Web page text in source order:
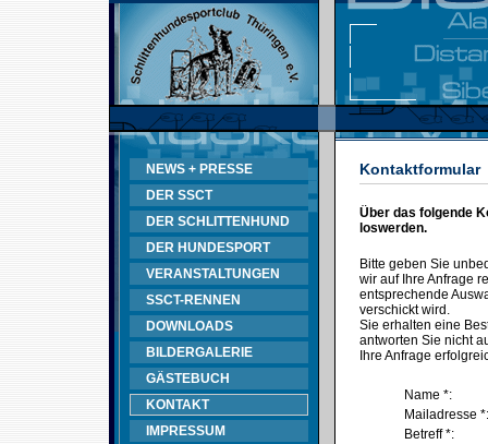
NEWS + PRESSE
DER SSCT
DER SCHLITTENHUND
DER HUNDESPORT
VERANSTALTUNGEN
SSCT-RENNEN
DOWNLOADS
BILDERGALERIE
GÄSTEBUCH
KONTAKT
IMPRESSUM
Kontaktformular
Über das folgende
loswerden.
Bitte geben Sie
wir auf Ihre Anfrage
entsprechende
verschickt wird.
Sie erhalten eine
antworten Sie nicht
Ihre Anfrage
Name *:
Mailadresse *:
Betreff *: